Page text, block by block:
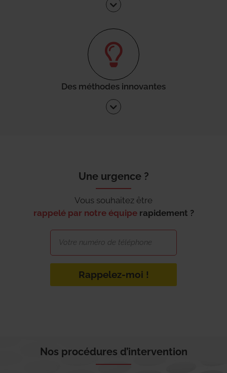
Des méthodes innovantes
Une urgence ?
Vous souhaitez être
rappelé par notre équipe rapidement ?
Rappelez-moi !
Nos procédures d’intervention